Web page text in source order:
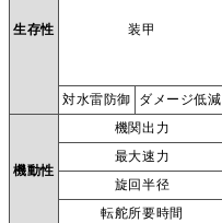
生存性 装甲
対水雷防御
ダメージ低減
機動性
機関出力
最大速力
旋回半径
転舵所要時間